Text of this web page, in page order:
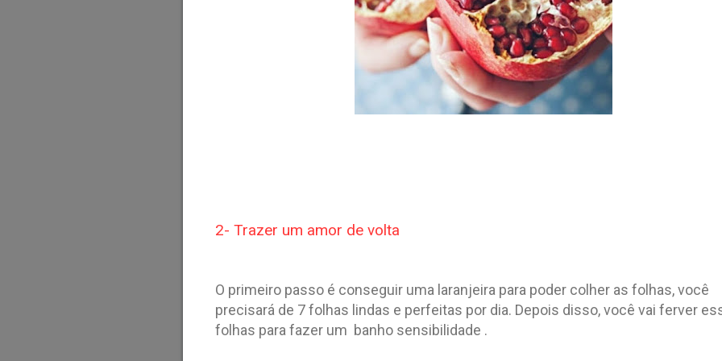
2- Trazer um amor de volta
O primeiro passo é conseguir uma laranjeira para poder colher as folhas, você
precisará de 7 folhas lindas e perfeitas por dia. Depois disso, você vai ferver
folhas para fazer um banho sensibilidade .